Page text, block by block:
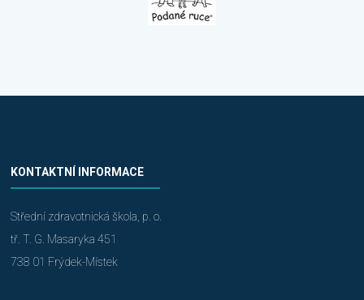
KONTAKTNÍ INFORMACE
Střední zdravotnická škola, p. o.
tř. T. G. Masaryka 451
738 01 Frýdek-Místek